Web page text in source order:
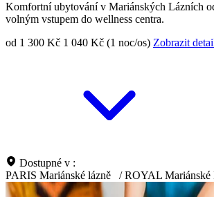
Komfortní ubytování v Mariánských Lázních
volným vstupem do wellness centra.
od 1 300 Kč 1 040 Kč (1 noc/os) Zobrazit
Dostupné v :
PARIS Mariánské lázně
/ ROYAL Mariánské